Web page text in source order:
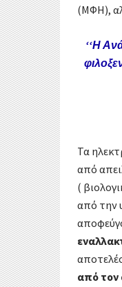
(ΜΦΗ),
‘‘Η
Τα
από
(
από την
από τον